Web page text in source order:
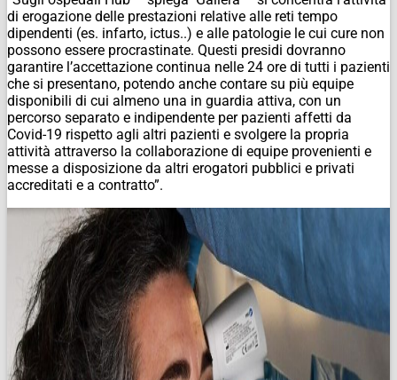
di erogazione delle prestazioni relative alle reti tempo
dipendenti (es. infarto, ictus..) e alle patologie le cui cure non
possono essere procrastinate. Questi presidi dovranno
garantire l’accettazione continua nelle 24 ore di tutti i pazienti
che si presentano, potendo anche contare su più equipe
disponibili di cui almeno una in guardia attiva, con un
percorso separato e indipendente per pazienti affetti da
Covid-19 rispetto agli altri pazienti e svolgere la propria
attività attraverso la collaborazione di equipe provenienti e
messe a disposizione da altri erogatori pubblici e privati
accreditati e a contratto”.